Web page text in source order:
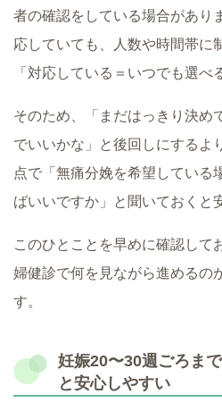
者の確認をしている場合があり
応していても、人数や時間帯に
「対応している＝いつでも選べ
そのため、「まだはっきり決め
でいいかな」と後回しにするよ
点で「無痛分娩を希望している
ばいいですか」と聞いておくと
このひとことを早めに確認して
婦健診で何を見ながら進めるの
す。
妊娠20〜30週ごろま
と安心しやすい